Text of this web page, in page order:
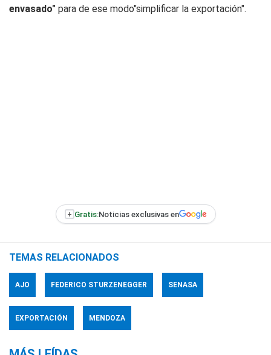
envasado" para de ese modo"simplificar la exportación".
+ Gratis:Noticias exclusivas en
TEMAS RELACIONADOS
AJO FEDERICO STURZENEGGER SENASA
EXPORTACIÓN MENDOZA